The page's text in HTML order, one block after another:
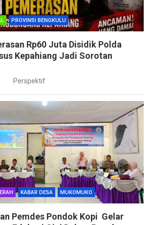
PROVINSI BENGKULU
Rp60 Juta Disidik Polda
Kepahiang Jadi Sorotan
Perspektif
KABAR DESA MUKOMUKO
Pemdes Pondok Kopi Gelar